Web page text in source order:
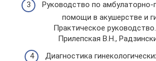
Руководство по амбулаторно-
помощи в акушерстве и
Практическое
Прилепская В.Н.,
Диагностика